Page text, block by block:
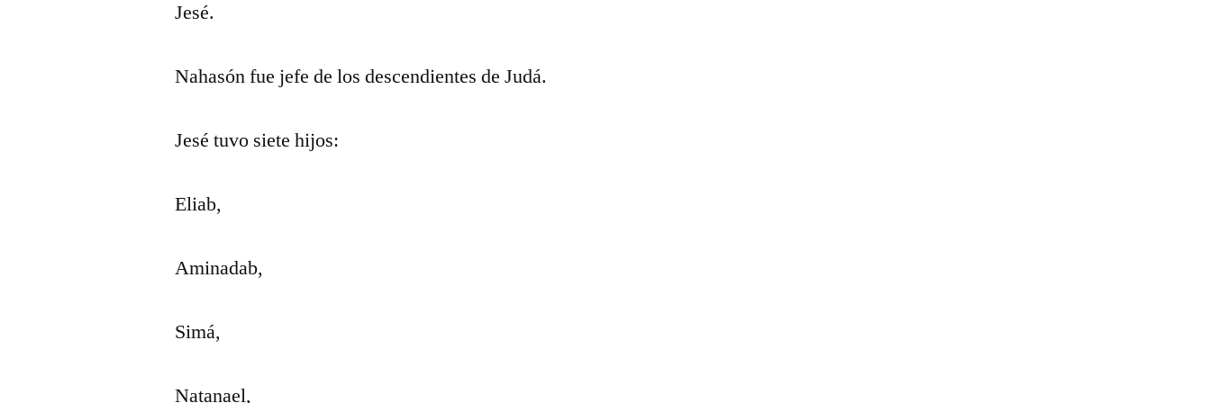
Jesé.
Nahasón fue jefe de los descendientes de Judá.
Jesé tuvo siete hijos:
Eliab,
Aminadab,
Simá,
Natanael,